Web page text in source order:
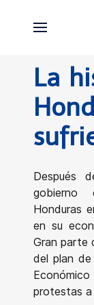
La
Después
gobierno
Honduras
en su
Gran parte
del plan
Económico
protestas a